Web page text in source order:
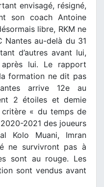
envisagé, résigné,
son coach Antoine
libre, RKM ne
Nantes au-delà du 31
d’autres avant lui,
lui. Le rapport
formation ne dit pas
arrive 12e au
2 étoiles et demie
« du temps de
2021 des joueurs
Kolo Muani, Imran
ne survivront pas à
sont au rouge. Les
sont vendus avant